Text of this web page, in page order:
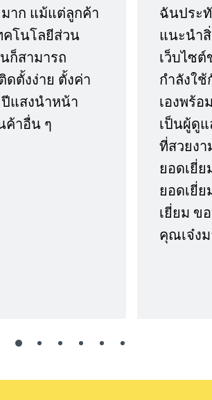
าก แม้แต่ลูกค้า
คโนโลยีส่วน
ก็สามารถ
ดตั้งง่าย ตั้งค่า
ปีแสงนำหน้า
ค้าอื่น ๆ
ฉันประ
แนะนำ
เว็บไซ
กำลังใ
เองพร้
เป็นผู้ดูแ
ที่สวยง
ยอดเยี่ย
ยอดเยี่
เยี่ยม ข
คุณเจ๋ง